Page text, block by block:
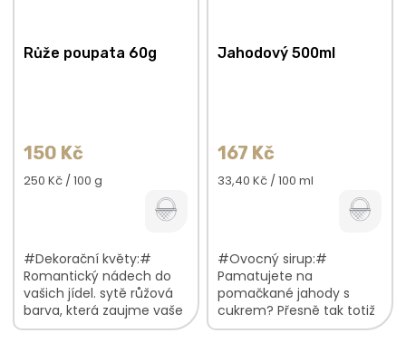
Růže poupata 60g
150 Kč
Měrná
250 Kč / 100 g
#Dekorační květy:#
Romantický nádech do
vašich jídel. sytě růžová
barva, která zaujme vaše
oči budou krásně
Jahodový 500ml
167 Kč
Měrná
33,40 Kč / 100 ml
#Ovocný sirup:#
Pamatujete na
pomačkané jahody s
cukrem? Přesně tak totiž
chutná náš ovocný sirup